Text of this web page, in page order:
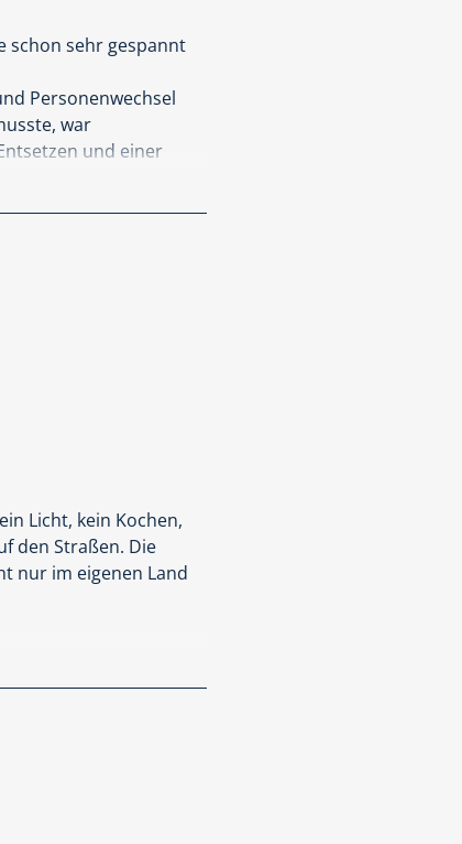
schon sehr gespannt
Personenwechsel
war
und einer
versteht es, die
alles greifbar ist und
😍
Licht, kein Kochen,
den Straßen. Die
nur im eigenen Land
Bollard zu warnen,
plötzlich dubiose
auch den
Handlung